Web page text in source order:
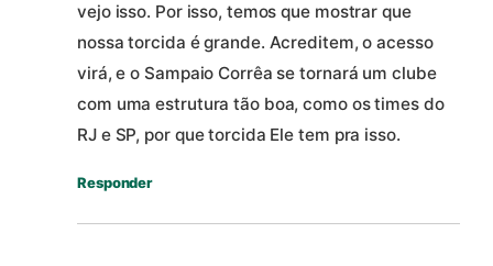
vejo isso. Por isso, temos que mostrar que
nossa torcida é grande. Acreditem, o acesso
virá, e o Sampaio Corrêa se tornará um clube
com uma estrutura tão boa, como os times do
RJ e SP, por que torcida Ele tem pra isso.
Responder